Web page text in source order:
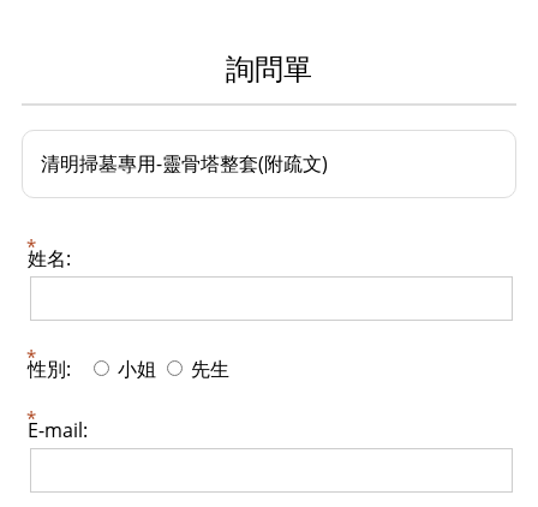
詢問單
清明掃墓專用-靈骨塔整套(附疏文)
姓名:
性別: 小姐 先生
E-mail: